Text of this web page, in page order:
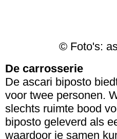
© Foto's:
De carrosserie
De ascari biposto
voor twee personen.
slechts ruimte bood
biposto geleverd als
waardoor je samen